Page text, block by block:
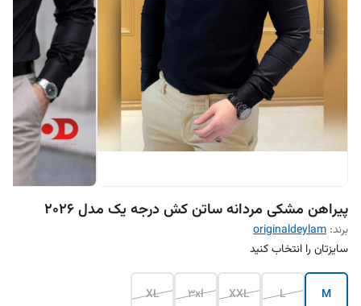
پیراهن مشکی مردانه ساتن کش درجه یک مدل 2026
برند: originaldeylam
سایزتان را انتخاب کنید
M
L
XXL
3xl
XL